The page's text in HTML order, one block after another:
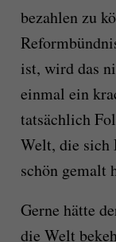
bezahlen zu
ist, wird das
einmal ein
tatsächlich
Welt, die sich
schön gemalt
Gerne hätte
die Welt